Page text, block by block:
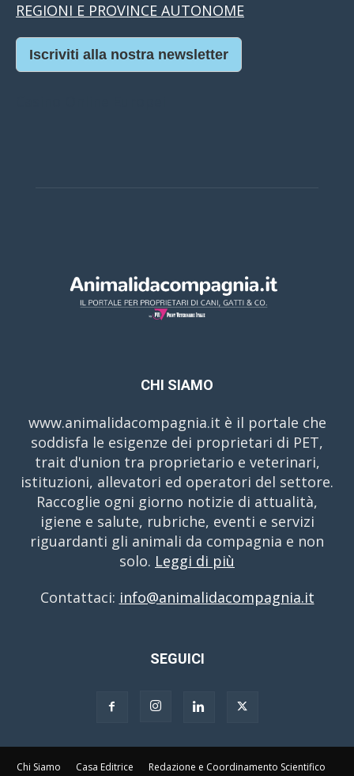
REGIONI E PROVINCE AUTONOME
Iscriviti alla nostra newsletter
CHI SIAMO
www.animalidacompagnia.it è il portale che
soddisfa le esigenze dei proprietari di PET,
trait d'union tra proprietario e veterinari,
istituzioni, allevatori ed operatori del settore.
Raccoglie ogni giorno notizie di attualità,
igiene e salute, rubriche, eventi e servizi
riguardanti gli animali da compagnia e non
solo. Leggi di più
Contattaci: info@animalidacompagnia.it
SEGUICI
Chi Siamo Casa Editrice Redazione e Coordinamento Scientifico